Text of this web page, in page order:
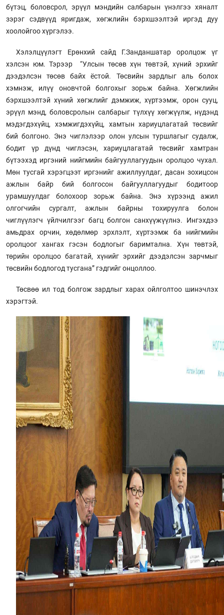
бүтэц, боловсрол, эрүүл мэндийн салбарын үнэлгээ хяналт
зэрэг сэдвүүд яригдаж, хөгжлийн бэрхшээлтэй иргэд дуу
хоолойгоо хүргэлээ.
Хэлэлцүүлэгт Ерөнхий сайд Г.Занданшатар оролцож үг
хэлсэн юм. Тэрээр “Улсын төсөв хүн төвтэй, хүний эрхийг
дээдэлсэн төсөв байх ёстой. Төсвийн зардлыг аль болох
хэмнэж, илүү оновчтой болгохыг зорьж байна. Хөгжлийн
бэрхшээлтэй хүний хөгжлийг дэмжиж, хүртээмж, орон сууц,
эрүүл мэнд, боловсролын салбарыг түлхүү хөгжүүлж, нүдэнд
мэдэгдэхүйц, хэмжигдэхүйц, хамтын хариуцлагатай төсвийг
бий болгоно. Энэ чиглэлээр олон улсын туршлагыг судалж,
бодит үр дүнд чиглэсэн, хариуцлагатай төсвийг хамтран
бүтээхэд иргэний нийгмийн байгууллагуудын оролцоо чухал.
Мөн тусгай хэрэгцээт иргэнийг ажиллуулдаг, дасан зохицсон
ажлын байр бий болгосон байгууллагуудыг бодитоор
урамшуулдаг болохоор зорьж байна. Энэ хүрээнд ажил
олгогчийн сургалт, ажлын байрны тохируулга болон
чиглүүлэгч үйлчилгээг багц болгон санхүүжүүлнэ. Ингэхдээ
амьдрах орчин, хөдөлмөр эрхлэлт, хүртээмж ба нийгмийн
оролцоог хангах гэсэн бодлогыг баримтална. Хүн төвтэй,
төрийн оролцоо багатай, хүнийг эрхийг дээдэлсэн зарчмыг
төсвийн бодлогод тусгана” гэдгийг онцоллоо.
Төсвөө ил тод болгож зардлыг харах ойлголтоо шинэчлэх
хэрэгтэй.